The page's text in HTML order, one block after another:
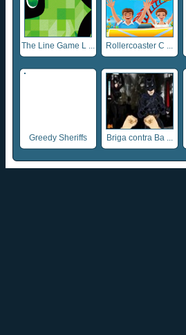
The Line Game L ... Rollercoaster C ...
Greedy Sheriffs Briga contra Ba ...